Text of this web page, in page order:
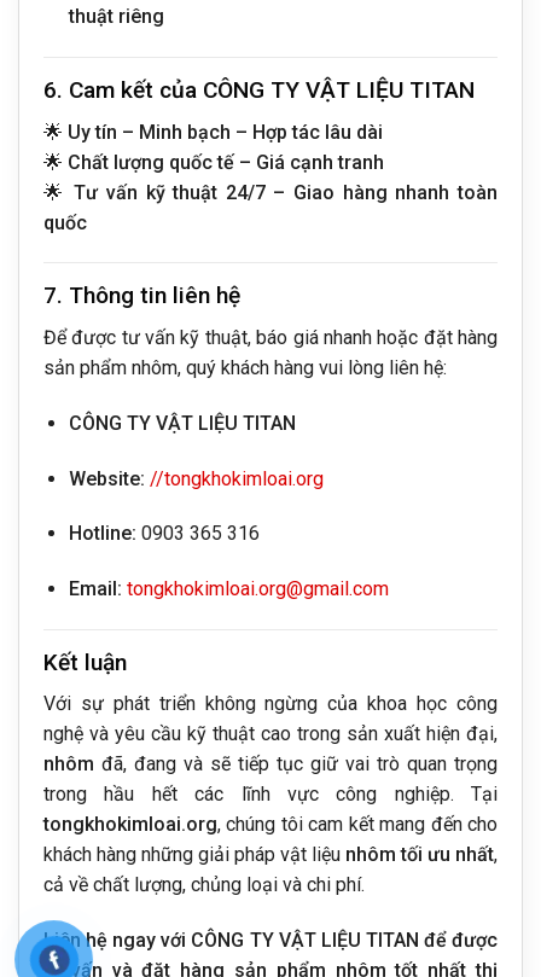
thuật riêng
6. Cam kết của CÔNG TY VẬT LIỆU TITAN
🌟 Uy tín – Minh bạch – Hợp tác lâu dài
🌟 Chất lượng quốc tế – Giá cạnh tranh
🌟Tư vấn kỹ thuật 24/7 – Giao hàng nhanh toàn
quốc
7. Thông tin liên hệ
Để được tư vấn kỹ thuật, báo giá nhanh hoặc đặt hàng
sản phẩm nhôm, quý khách hàng vui lòng liên hệ:
CÔNG TY VẬT LIỆU TITAN
Website: //tongkhokimloai.org
Hotline: 0903 365 316
Email: tongkhokimloai.org@gmail.com
Kết luận
Với sự phát triển không ngừng của khoa học công
nghệ và yêu cầu kỹ thuật cao trong sản xuất hiện đại,
nhôm đã, đang và sẽ tiếp tục giữ vai trò quan trọng
trong hầu hết các lĩnh vực công nghiệp. Tại
tongkhokimloai.org, chúng tôi cam kết mang đến cho
khách hàng những giải pháp vật liệu nhôm tối ưu nhất,
cả về chất lượng, chủng loại và chi phí.
Liên hệ ngay với CÔNG TY VẬT LIỆU TITAN để được
tư vấn và đặt hàng sản phẩm nhôm tốt nhất thị